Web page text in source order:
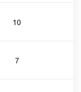
10
7